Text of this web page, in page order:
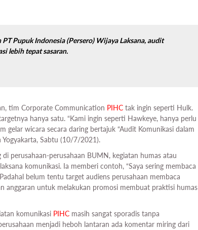
Pupuk Indonesia (Persero) Wijaya Laksana, audit
lebih tepat sasaran.
tim Corporate Communication PIHC tak ingin seperti Hulk.
hanya satu. “Kami ingin seperti Hawkeye, hanya perlu
gelar wicara secara daring bertajuk “Audit Komunikasi dalam
Yogyakarta, Sabtu (10/7/2021).
perusahaan-perusahaan BUMN, kegiatan humas atau
komunikasi. Ia memberi contoh, “Saya sering membaca
belum tentu target audiens perusahaan membaca
anggaran untuk melakukan promosi membuat praktisi humas
komunikasi PIHC masih sangat sporadis tanpa
menjadi heboh lantaran ada komentar miring dari